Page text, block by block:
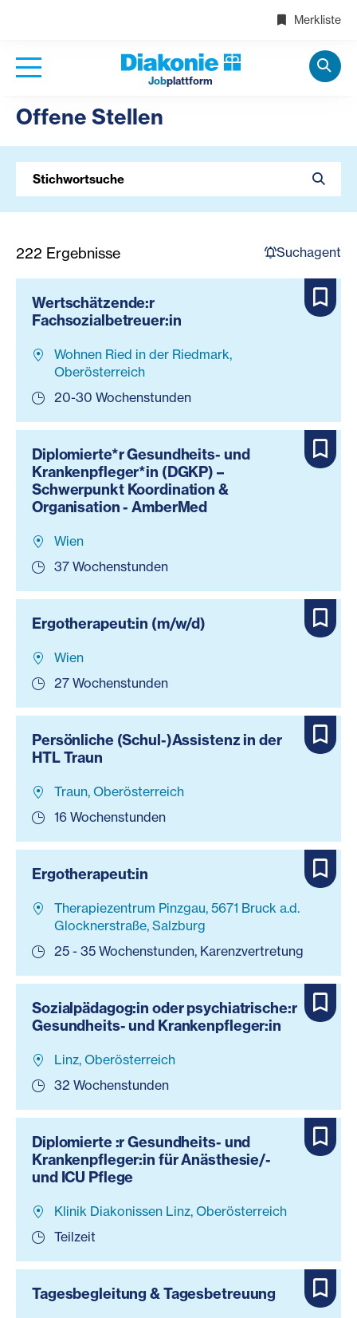
Merkliste
Jobplattform
Offene Stellen
222 Ergebnisse Suchagent
Wertschätzende:r
Fachsozialbetreuer:in
Wohnen Ried in der Riedmark,
Oberösterreich
20-30 Wochenstunden
Diplomierte*r Gesundheits- und
Krankenpfleger*in (DGKP) –
Schwerpunkt Koordination &
Organisation - AmberMed
Wien
37 Wochenstunden
Ergotherapeut:in (m/w/d)
Wien
27 Wochenstunden
Persönliche (Schul-)Assistenz in der
HTL Traun
Traun, Oberösterreich
16 Wochenstunden
Ergotherapeut:in
Therapiezentrum Pinzgau, 5671 Bruck a.d.
Glocknerstraße, Salzburg
25 - 35 Wochenstunden, Karenzvertretung
Sozialpädagog:in oder psychiatrische:r
Gesundheits- und Krankenpfleger:in
Linz, Oberösterreich
32 Wochenstunden
Diplomierte :r Gesundheits- und
Krankenpfleger:in für Anästhesie/-
und ICU Pflege
Klinik Diakonissen Linz, Oberösterreich
Teilzeit
Tagesbegleitung & Tagesbetreuung